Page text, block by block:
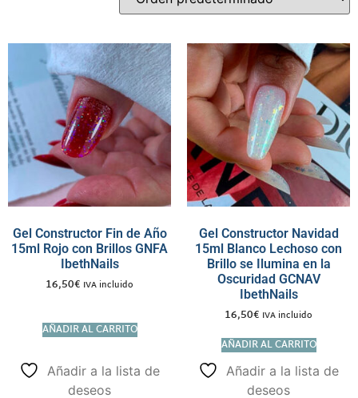
Gel Constructor Fin de Año
15ml Rojo con Brillos GNFA
IbethNails
16,50€ IVA incluido
AÑADIR AL CARRITO
Añadir a la lista de
deseos
Gel Constructor Navidad
15ml Blanco Lechoso con
Brillo se Ilumina en la
Oscuridad GCNAV
IbethNails
16,50€ IVA incluido
AÑADIR AL CARRITO
Añadir a la lista de
deseos